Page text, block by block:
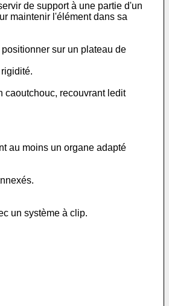
de support à une partie d'un
maintenir l'élément dans sa
sur un plateau de
caoutchouc, recouvrant ledit
au moins un organe adapté
un système à clip.